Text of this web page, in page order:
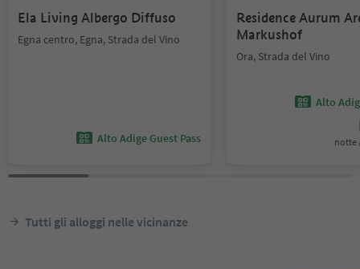
Ela Living Albergo Diffuso
Egna centro, Egna, Strada del Vino
Alto Adige Guest Pass
Residence Aurum
Markushof
Ora, Strada del Vino
Alto
notte
Tutti gli alloggi nelle vicinanze